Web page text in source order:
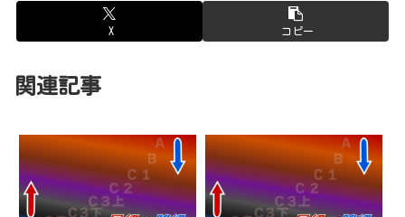
X コピー
関連記事